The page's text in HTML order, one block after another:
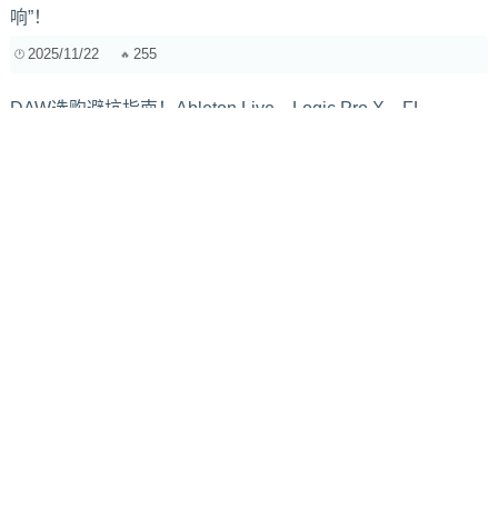
响”！
2025/11/22 255
DAW选购避坑指南！Ableton Live、Logic Pro X、FL